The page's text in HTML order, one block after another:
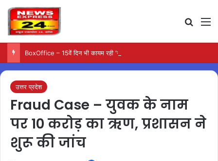
उत्तर प्रदेश
Fraud Case – युवक के नाम
पर 10 करोड़ का ऋण, प्रशासन ने
शुरू की जांच